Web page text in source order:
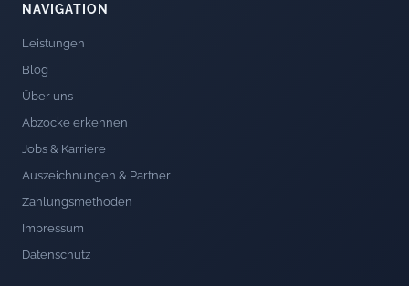
NAVIGATION
Leistungen
Blog
Über uns
Abzocke erkennen
Jobs & Karriere
Auszeichnungen & Partner
Zahlungsmethoden
Impressum
Datenschutz